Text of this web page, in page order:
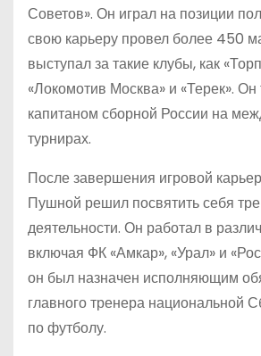
Советов». Он играл на позиции
свою карьеру провел более 450
выступал за такие клубы, как
«Локомотив Москва» и «Терек».
капитаном сборной России на
турнирах.
После завершения игровой
Пушной решил посвятить себя
деятельности. Он работал в
включая ФК «Амкар», «Урал» и
он был назначен исполняющим
главного тренера национальной
по футболу.